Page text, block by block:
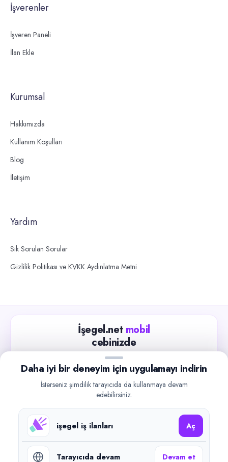
İşverenler
İşveren Paneli
İlan Ekle
Kurumsal
Hakkımızda
Kullanım Koşulları
Blog
İletişim
Yardım
Sık Sorulan Sorular
Gizlilik Politikası ve KVKK Aydınlatma Metni
İşegel.net mobil
cebinizde
Güncel iş ilanlarını takip edin, işverenlerle hızlıca
iletişime geçin.
Google Play
©2026işegel.net. Tüm hakları saklıdır.
Daha iyi bir deneyim için uygulamayı indirin
İsterseniz şimdilik tarayıcıda da kullanmaya devam
edebilirsiniz.
işegel iş ilanları Aç
Tarayıcıda devam Devam et